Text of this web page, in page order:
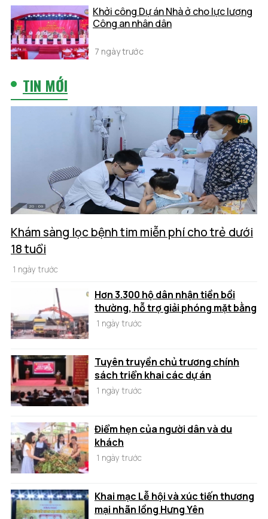
Khởi công Dự án Nhà ở cho lực lượng
Công an nhân dân
7 ngày trước
TIN MỚI
Khám sàng lọc bệnh tim miễn phí cho trẻ dưới
18 tuổi
1 ngày trước
Hơn 3.300 hộ dân nhận tiền bồi
thường, hỗ trợ giải phóng mặt bằng
1 ngày trước
Tuyên truyền chủ trương chính
sách triển khai các dự án
1 ngày trước
Điểm hẹn của người dân và du
khách
1 ngày trước
Khai mạc Lễ hội và xúc tiến thương
mại nhãn lồng Hưng Yên